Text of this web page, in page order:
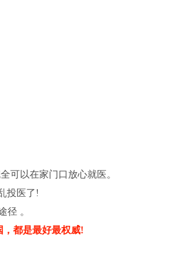
可以在家门口放心就医。
投医了!
径 。
，都是最好最权威!